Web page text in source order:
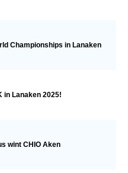
Championships in Lanaken
in Lanaken 2025!
wint CHIO Aken